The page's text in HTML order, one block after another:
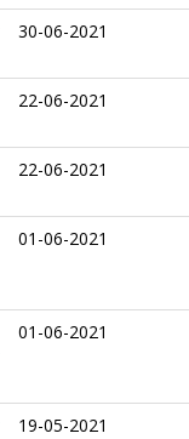
30-06-2021
22-06-2021
22-06-2021
01-06-2021
01-06-2021
19-05-2021